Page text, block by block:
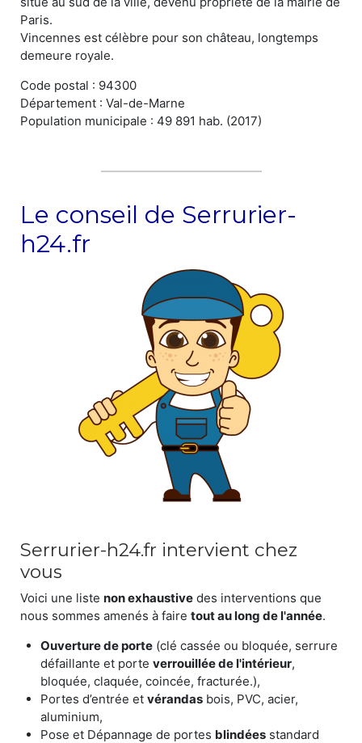
Paris.
Vincennes est célèbre pour son château, longtemps
demeure royale.
Code postal : 94300
Département : Val-de-Marne
Population municipale : 49 891 hab. (2017)
Le conseil de Serrurier-
h24.fr
Serrurier-h24.fr intervient chez
vous
Voici une liste non exhaustive des interventions que
nous sommes amenés à faire tout au long de l'année.
Ouverture de porte (clé cassée ou bloquée, serrure
défaillante et porte verrouillée de l'intérieur,
bloquée, claquée, coincée, fracturée.),
Portes d’entrée et vérandas bois, PVC, acier,
aluminium,
Pose et Dépannage de portes blindées standard